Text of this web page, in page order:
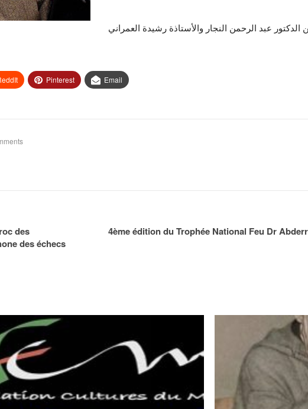
الدكتور عبد الرحمن النجار والأستاذة رشيدة العمراني
Pinterest Email
des
des échecs
4ème édition du Trophée National Feu Dr